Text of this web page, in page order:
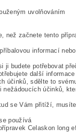
uvolňováním
než začnete tento
informací
ji budete potřebovat
další informace
účinků, sdělte to
účinků,
se Vám přitíží,
používá
Celaskon long